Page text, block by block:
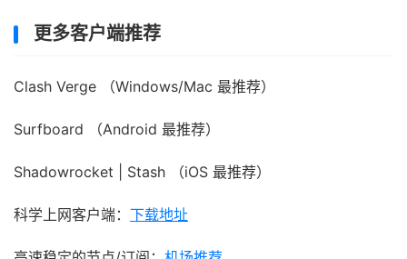
更多客户端推荐
Clash Verge （Windows/Mac 最推荐）
Surfboard （Android 最推荐）
Shadowrocket | Stash （iOS 最推荐）
科学上网客户端： 下载地址